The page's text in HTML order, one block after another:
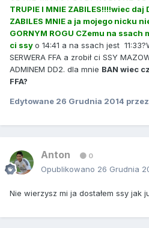
TRUPIE I MNIE ZABILES!!!!wiec daj
ZABILES MNIE a ja mojego nicku
GORNYM ROGU CZemu na
ci ssyo 14:41 a na ssach jest
SERWERA FFA a zrobił ci SSY
ADMINEM DD2. dla mnie BAN wiec
FFA?
Edytowane 26 Grudnia 2014
Anton 0
Opublikowano 26 Grudnia
Nie wierzysz mi ja dostałem ssy jak